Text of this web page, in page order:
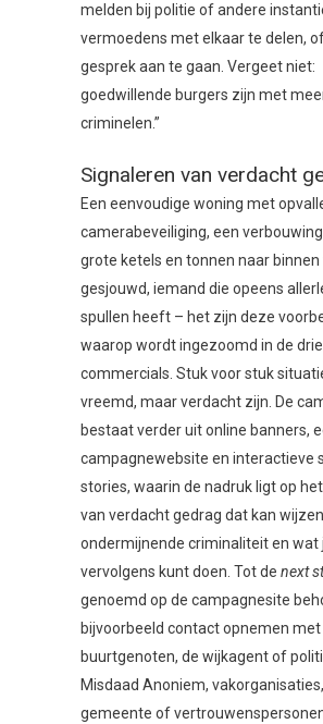
melden bij politie of andere
vermoedens met elkaar te delen,
gesprek aan te gaan. Vergeet niet:
goedwillende burgers zijn met
criminelen.”
Signaleren van verdacht
Een eenvoudige woning met
camerabeveiliging, een
grote ketels en tonnen naar binnen
gesjouwd, iemand die opeens
spullen heeft – het zijn deze
waarop wordt ingezoomd in de
commercials. Stuk voor stuk
vreemd, maar verdacht zijn. De
bestaat verder uit online banners,
campagnewebsite en interactieve
stories, waarin de nadruk ligt op
van verdacht gedrag dat kan
ondermijnende criminaliteit en wat
vervolgens kunt doen. Tot de next
genoemd op de campagnesite
bijvoorbeeld contact opnemen met
buurtgenoten, de wijkagent of
Misdaad Anoniem,
gemeente of